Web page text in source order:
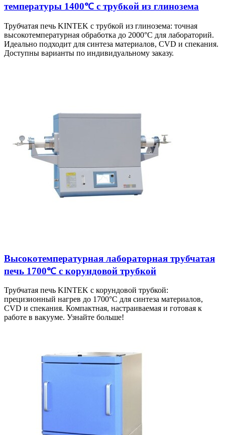
температуры 1400℃ с трубкой из глинозема
Трубчатая печь KINTEK с трубкой из глинозема: точная
высокотемпературная обработка до 2000°C для лабораторий.
Идеально подходит для синтеза материалов, CVD и спекания.
Доступны варианты по индивидуальному заказу.
Высокотемпературная лабораторная трубчатая
печь 1700℃ с корундовой трубкой
Трубчатая печь KINTEK с корундовой трубкой:
прецизионный нагрев до 1700°C для синтеза материалов,
CVD и спекания. Компактная, настраиваемая и готовая к
работе в вакууме. Узнайте больше!